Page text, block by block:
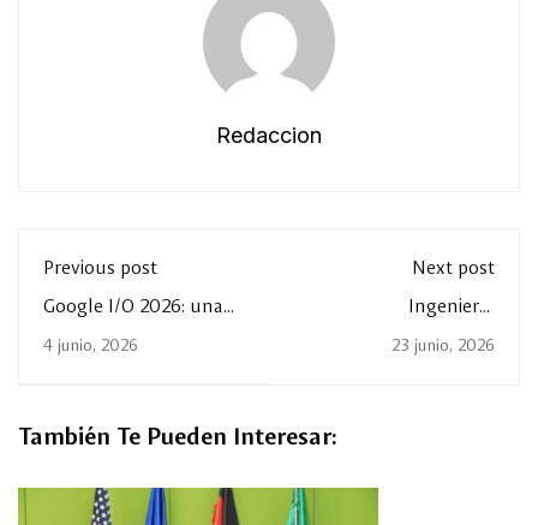
Redaccion
Previous post
Google I/O 2026: una
aprendizaje y
4 junio, 2026
Next post
Ingeniería
tecnología para la
23 junio, 2026
También Te Pueden Interesar: